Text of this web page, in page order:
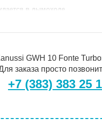
в дымоходе
разработана специально для
Turbo с помощью
всего 110 мм, поэтому ее
газовой колонки.
GWH 10 Fonte
заказа просто
+7 (383) 383 25